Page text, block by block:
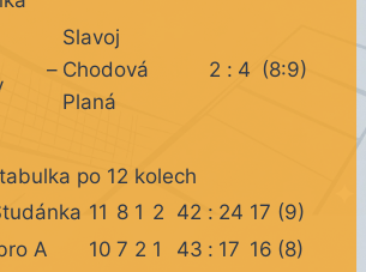
–
Slavoj
Chodová
Planá
2 : 4 (8:9)
tabulka po 12 kolech
11 8 1 2 42 : 24 17 (9)
A 10 7 2 1 43 : 17 16 (8)